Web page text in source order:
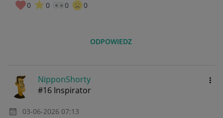
0 0 0 0
ODPOWIEDZ
NipponShorty
#16 Inspirator
‎03-06-2026 07:13